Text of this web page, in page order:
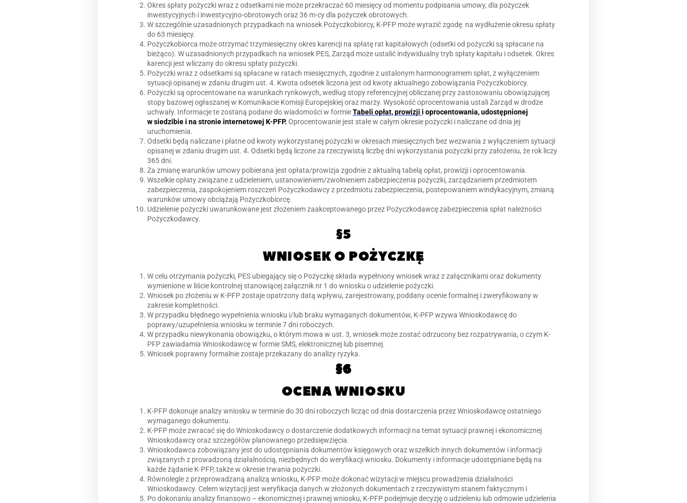
Okres spłaty pożyczki wraz z odsetkami nie może przekraczać 60 miesięcy od momentu podpisania umowy, dla pożyczek
inwestycyjnych i inwestycyjno-obrotowych oraz 36 m-cy dla pożyczek obrotowych.
W szczególnie uzasadnionych przypadkach na wniosek Pożyczkobiorcy, K-PFP może wyrazić zgodę na wydłużenie okresu spłaty
do 63 miesięcy.
Pożyczkobiorca może otrzymać trzymiesięczny okres karencji na spłatę rat kapitałowych (odsetki od pożyczki są spłacane na
bieżąco). W uzasadnionych przypadkach na wniosek PES, Zarząd może ustalić indywidualny tryb spłaty kapitału i odsetek. Okres
karencji jest wliczany do okresu spłaty pożyczki.
Pożyczki wraz z odsetkami są spłacane w ratach miesięcznych, zgodnie z ustalonym harmonogramem spłat, z wyłączeniem
sytuacji opisanej w zdaniu drugim ust. 4. Kwota odsetek liczona jest od kwoty aktualnego zobowiązania Pożyczkobiorcy.
Pożyczki są oprocentowane na warunkach rynkowych, według stopy referencyjnej obliczanej przy zastosowaniu obowiązującej
stopy bazowej ogłaszanej w Komunikacie Komisji Europejskiej oraz marży. Wysokość oprocentowania ustali Zarząd w drodze
uchwały. Informacje te zostaną podane do wiadomości w formieTabeli opłat, prowizji i oprocentowania, udostępnionej
w siedzibie i na stronie internetowej K-PFP. Oprocentowanie jest stałe w całym okresie pożyczki i naliczane od dnia jej
uruchomienia.
Odsetki będą naliczane i płatne od kwoty wykorzystanej pożyczki w okresach miesięcznych bez wezwania z wyłączeniem sytuacji
opisanej w zdaniu drugim ust. 4. Odsetki będą liczone za rzeczywistą liczbę dni wykorzystania pożyczki przy założeniu, że rok liczy
365 dni.
Za zmianę warunków umowy pobierana jest opłata/prowizja zgodnie z aktualną tabelą opłat, prowizji i oprocentowania.
Wszelkie opłaty związane z udzieleniem, ustanowieniem/zwolnieniem zabezpieczenia pożyczki, zarządzaniem przedmiotem
zabezpieczenia, zaspokojeniem roszczeń Pożyczkodawcy z przedmiotu zabezpieczenia, postepowaniem windykacyjnym, zmianą
warunków umowy obciążają Pożyczkobiorcę.
Udzielenie pożyczki uwarunkowane jest złożeniem zaakceptowanego przez Pożyczkodawcę zabezpieczenia spłat należności
Pożyczkodawcy.
§5
WNIOSEK O POŻYCZKĘ
W celu otrzymania pożyczki, PES ubiegający się o Pożyczkę składa wypełniony wniosek wraz z załącznikami oraz dokumenty
wymienione w liście kontrolnej stanowiącej załącznik nr 1 do wniosku o udzielenie pożyczki.
Wniosek po złożeniu w K-PFP zostaje opatrzony datą wpływu, zarejestrowany, poddany ocenie formalnej i zweryfikowany w
zakresie kompletności.
W przypadku błędnego wypełnienia wniosku i/lub braku wymaganych dokumentów, K-PFP wzywa Wnioskodawcę do
poprawy/uzupełnienia wniosku w terminie 7 dni roboczych.
W przypadku niewykonania obowiązku, o którym mowa w ust. 3, wniosek może zostać odrzucony bez rozpatrywania, o czym K-
PFP zawiadamia Wnioskodawcę w formie SMS, elektronicznej lub pisemnej.
Wniosek poprawny formalnie zostaje przekazany do analizy ryzyka.
§6
OCENA WNIOSKU
K-PFP dokonuje analizy wniosku w terminie do 30 dni roboczych licząc od dnia dostarczenia przez Wnioskodawcę ostatniego
wymaganego dokumentu.
K-PFP może zwracać się do Wnioskodawcy o dostarczenie dodatkowych informacji na temat sytuacji prawnej i ekonomicznej
Wnioskodawcy oraz szczegółów planowanego przedsięwzięcia.
Wnioskodawca zobowiązany jest do udostępniania dokumentów księgowych oraz wszelkich innych dokumentów i informacji
związanych z prowadzoną działalnością, niezbędnych do weryfikacji wniosku. Dokumenty i informacje udostępniane będą na
każde żądanie K-PFP, także w okresie trwania pożyczki.
Równolegle z przeprowadzaną analizą wniosku, K-PFP może dokonać wizytacji w miejscu prowadzenia działalności
Wnioskodawcy. Celem wizytacji jest weryfikacja danych w złożonych dokumentach z rzeczywistym stanem faktycznym i
Po dokonaniu analizy finansowo – ekonomicznej i prawnej wniosku, K-PFP podejmuje decyzję o udzieleniu lub odmowie udzielenia